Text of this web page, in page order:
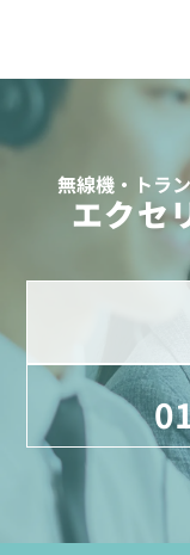
無線機・トラ
エクセ